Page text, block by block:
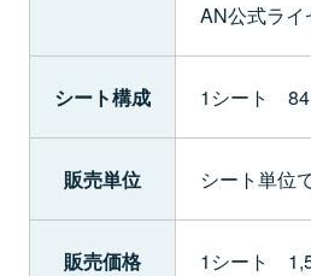
AN公式ライ
シート構成 1シート 84
販売単位 シート単位
販売価格 1シート